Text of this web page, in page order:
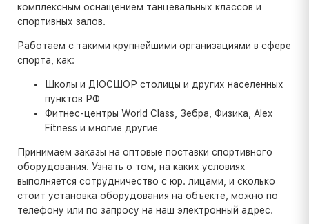
комплексным оснащением танцевальных классов и
спортивных залов.
Работаем с такими крупнейшими организациями в сфере
спорта, как:
Школы и ДЮСШОР столицы и других населенных
пунктов РФ
Фитнес-центры World Class, Зебра, Физика, Alex
Fitness и многие другие
Принимаем заказы на оптовые поставки спортивного
оборудования. Узнать о том, на каких условиях
выполняется сотрудничество с юр. лицами, и сколько
стоит установка оборудования на объекте, можно по
телефону или по запросу на наш электронный адрес.